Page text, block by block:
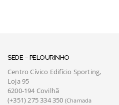
SEDE – PELOURINHO
Centro Cívico Edifício Sporting,
Loja 95
6200-194 Covilhã
(+351) 275 334 350 (Chamada